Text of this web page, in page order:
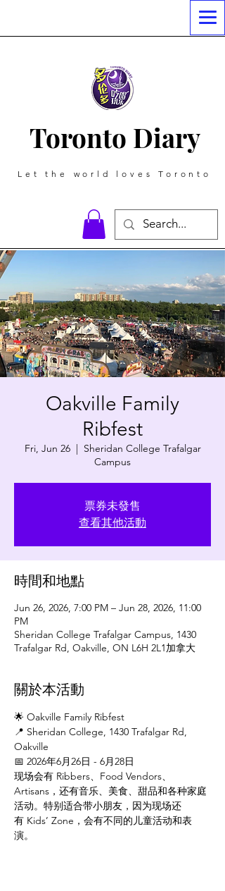
Toronto Diary
Let the world loves Toronto
Oakville Family
Ribfest
Fri, Jun 26
  |
Sheridan College Trafalgar
Campus
票券未發售
查看其他活動
時間和地點
Jun 26, 2026, 7:00 PM – Jun 28, 2026, 11:00
PM
Sheridan College Trafalgar Campus, 1430
Trafalgar Rd, Oakville, ON L6H 2L1加拿大
關於本活動
🌟 Oakville Family Ribfest
📍 Sheridan College, 1430 Trafalgar Rd,
Oakville
📅 2026年6月26日 - 6月28日
现场会有 Ribbers、Food Vendors、
Artisans，还有音乐、美食、甜品和各种家庭
活动。特别适合带小朋友，因为现场还
有 Kids’ Zone，会有不同的儿童活动和表
演。